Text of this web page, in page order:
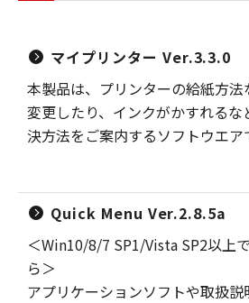
マイプリンター Ver.3.3.0
本製品は、プリンターの給紙方
変更したり、インクがかすれる
決方法をご案内するソフトウエア
Quick Menu Ver.2.8.5a
＜Win10/8/7 SP1/Vista SP2以上
ら＞
アプリケーションソフトや取扱